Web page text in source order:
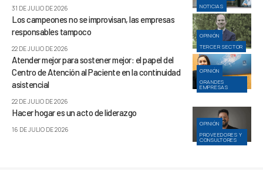
NOTICIAS
31 DE JULIO DE 2026
OPINIÓN
TERCER SECTOR
Los campeones no se improvisan, las empresas
responsables tampoco
22 DE JULIO DE 2026
OPINIÓN
GRANDES
EMPRESAS
Atender mejor para sostener mejor: el papel del
Centro de Atención al Paciente en la continuidad
asistencial
22 DE JULIO DE 2026
OPINIÓN
PROVEEDORES Y
CONSULTORES
Hacer hogar es un acto de liderazgo
16 DE JULIO DE 2026